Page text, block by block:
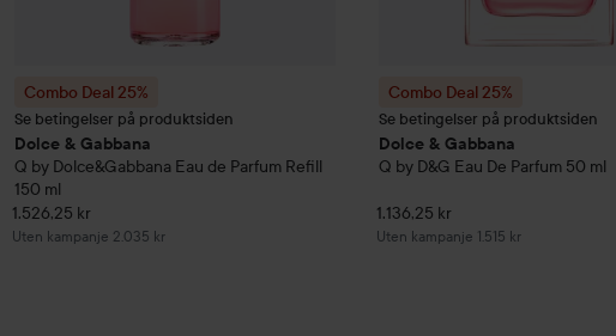
Combo Deal 25%
Se betingelser på produktsiden
Dolce & Gabbana
Q by Dolce&Gabbana Eau de Parfum Refill
150 ml
1.526,25 kr
Uten kampanje 2.035 kr
Combo Deal 25%
Se betingelser på produktsiden
Dolce & Gabbana
Q by D&G Eau De Parfum 50 ml
1.136,25 kr
Uten kampanje 1.515 kr